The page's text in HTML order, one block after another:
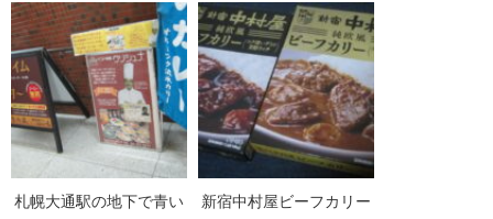
札幌大通駅の地下で青い
新宿中村屋ビーフカリー